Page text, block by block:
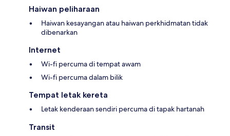
Haiwan peliharaan
Haiwan kesayangan atau haiwan perkhidmatan tidak
dibenarkan
Internet
Wi-fi percuma di tempat awam
Wi-fi percuma dalam bilik
Tempat letak kereta
Letak kenderaan sendiri percuma di tapak hartanah
Transit